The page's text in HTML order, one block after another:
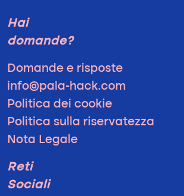
Hai
domande?
Domande e risposte
info@pala-hack.com
Politica dei cookie
Politica sulla riservatezza
Nota Legale
Reti
Sociali